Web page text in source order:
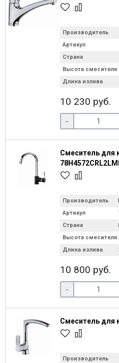
Производитель
Артикул
Страна
Высота смесителя
Длина излива
10 230 руб.
-
Смеситель для
Производитель
Артикул
Страна
Высота смесителя
Длина излива
10 800 руб.
-
Смеситель для
Производитель